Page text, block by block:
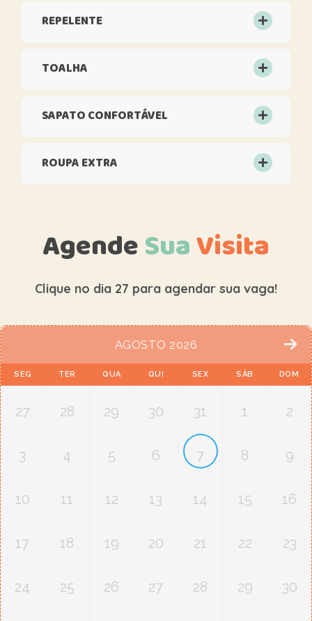
REPELENTE
TOALHA
SAPATO CONFORTÁVEL
ROUPA EXTRA
AgendeSuaVisita
Clique no dia 27 para agendar sua vaga!
AGOSTO 2026
SEG TER QUA QUI SEX SÁB DOM
27 28 29 30 31 1 2
3 4 5 6 7 8 9
10 11 12 13 14 15 16
17 18 19 20 21 22 23
24 25 26 27 28 29 30